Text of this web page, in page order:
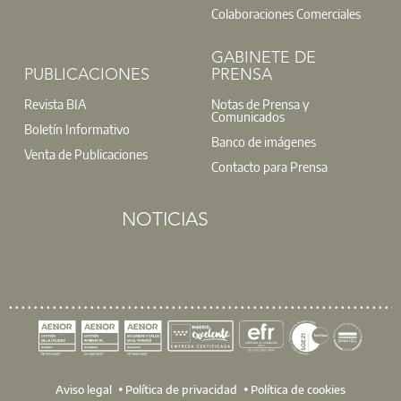
La sesión, que se impartirá mediante
comunicar valor más allá del precio y evitar errores que
Colaboraciones Comerciales
PUBLICACIONES
Revista BIA
Boletín Informativo
Venta de Publicaciones
GABINETE DE
PRENSA
Notas de Prensa y
Comunicados
Banco de imágenes
Contacto para Prensa
NOTICIAS
Aviso legal Política de privacidad
Política de cookies